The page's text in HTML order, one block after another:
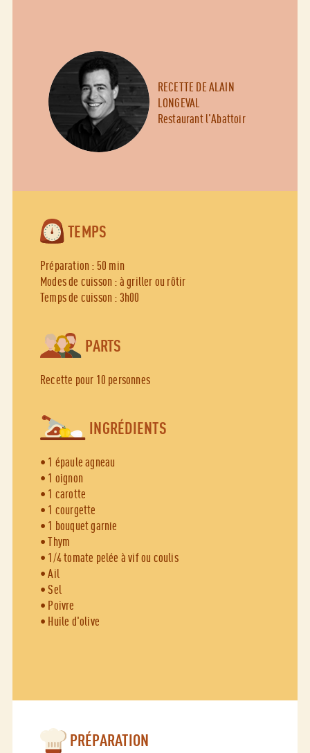
RECETTE DE ALAIN
LONGEVAL
Restaurant l'Abattoir
TEMPS
Préparation : 50 min
Modes de cuisson : à griller ou rôtir
Temps de cuisson : 3h00
PARTS
Recette pour 10 personnes
INGRÉDIENTS
• 1 épaule agneau
• 1 oignon
• 1 carotte
• 1 courgette
• 1 bouquet garnie
• Thym
• 1/4 tomate pelée à vif ou coulis
• Ail
• Sel
• Poivre
• Huile d'olive
PRÉPARATION